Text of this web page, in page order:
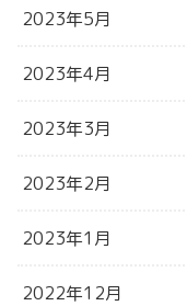
2023年5月
2023年4月
2023年3月
2023年2月
2023年1月
2022年12月